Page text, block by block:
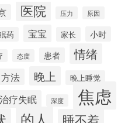
医院 压力 原因
药 宝宝 家长 小时
态度 患者 情绪
方法 晚上
晚上睡觉
治疗失眠 深度 焦虑
的人 睡不着